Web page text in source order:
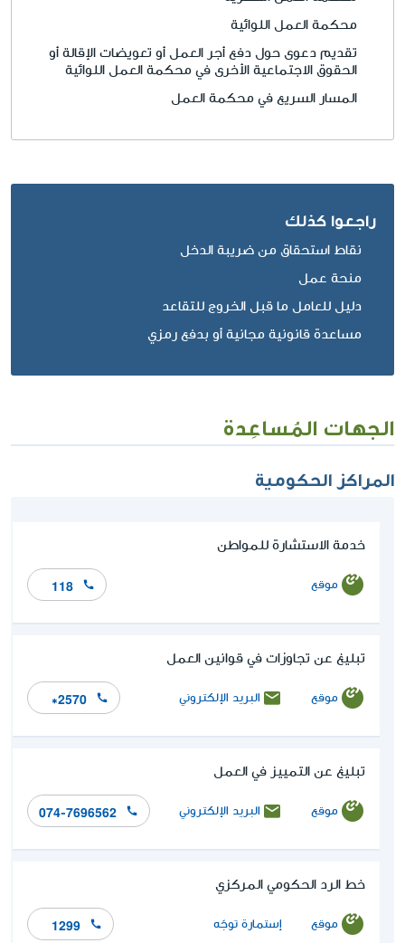
محكمة العمل اللوائية
تقديم دعوى حول دفع أجر العمل أو تعويضات الإقالة أو
الحقوق الاجتماعية الأخرى في محكمة العمل اللوائية
المسار السريع في محكمة العمل
راجعوا كذلك
نقاط استحقاق من ضريبة الدخل
منحة عمل
دليل للعامل ما قبل الخروج للتقاعد
مساعدة قانونية مجانية أو بدفع رمزي
الجهات المُساعِدة
المراكز الحكومية
خدمة الاستشارة للمواطن
موقع 118
تبليغ عن تجاوزات في قوانين العمل
موقع البريد الإلكتروني *2570
تبليغ عن التمييز في العمل
موقع البريد الإلكتروني 074-7696562
خط الرد الحكومي المركزي
موقع إستمارة توجّه 1299